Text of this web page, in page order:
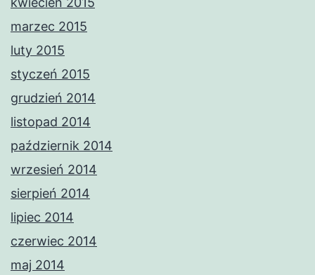
marzec 2015
luty 2015
styczeń 2015
grudzień 2014
listopad 2014
październik 2014
wrzesień 2014
sierpień 2014
lipiec 2014
czerwiec 2014
maj 2014